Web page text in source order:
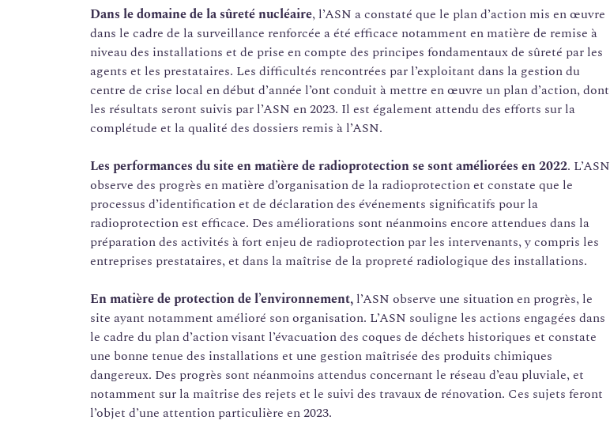
Dans le domaine de la sûreté nucléaire, l’ASN a constaté que le plan d’action mis en œuvre
dans le cadre de la surveillance renforcée a été efficace notamment en matière de remise à
niveau des installations et de prise en compte des principes fondamentaux de sûreté par les
agents et les prestataires. Les difficultés rencontrées par l’exploitant dans la gestion du
centre de crise local en début d’année l’ont conduit à mettre en œuvre un plan d’action, dont
les résultats seront suivis par l’ASN en 2023. Il est également attendu des efforts sur la
complétude et la qualité des dossiers remis à l’ASN.
Les performances du site en matière de radioprotection se sont améliorées en 2022. L’ASN
observe des progrès en matière d’organisation de la radioprotection et constate que le
processus d’identification et de déclaration des événements significatifs pour la
radioprotection est efficace. Des améliorations sont néanmoins encore attendues dans la
préparation des activités à fort enjeu de radioprotection par les intervenants, y compris les
entreprises prestataires, et dans la maîtrise de la propreté radiologique des installations.
En matière de protection de l’environnement, l’ASN observe une situation en progrès, le
site ayant notamment amélioré son organisation. L’ASN souligne les actions engagées dans
le cadre du plan d’action visant l’évacuation des coques de déchets historiques et constate
une bonne tenue des installations et une gestion maîtrisée des produits chimiques
dangereux. Des progrès sont néanmoins attendus concernant le réseau d’eau pluviale, et
notamment sur la maîtrise des rejets et le suivi des travaux de rénovation. Ces sujets feront
l’objet d’une attention particulière en 2023.